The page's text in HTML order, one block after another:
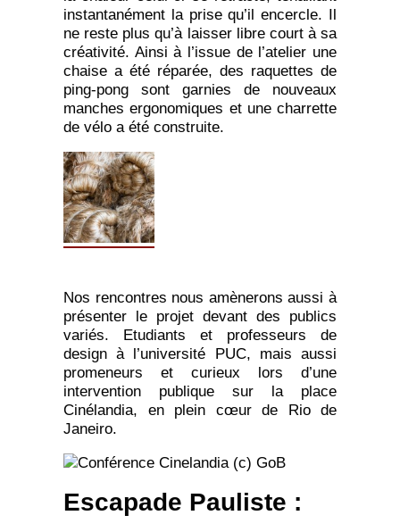
instantanément la prise qu’il encercle. Il
ne reste plus qu’à laisser libre court à sa
créativité. Ainsi à l’issue de l’atelier une
chaise a été réparée, des raquettes de
ping-pong sont garnies de nouveaux
manches ergonomiques et une charrette
de vélo a été construite.
Nos rencontres nous amènerons aussi à
présenter le projet devant des publics
variés. Etudiants et professeurs de
design à l’université PUC, mais aussi
promeneurs et curieux lors d’une
intervention publique sur la place
Cinélandia, en plein cœur de Rio de
Janeiro.
Escapade Pauliste :